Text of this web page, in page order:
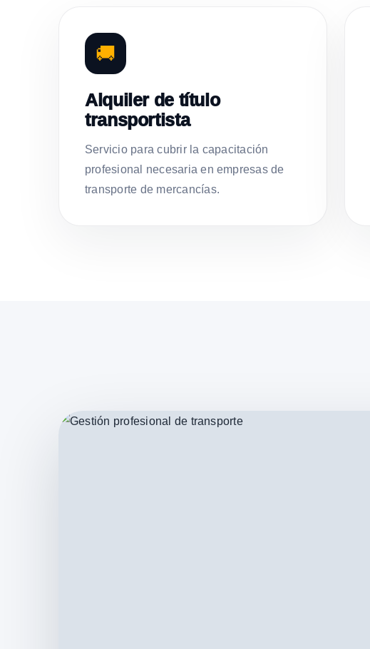
🚚
Alquiler de título
transportista
Servicio para cubrir la capacitación
profesional necesaria en empresas de
transporte de mercancías.